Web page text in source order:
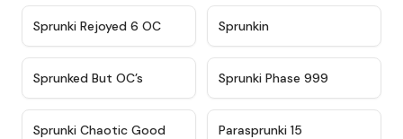
★ 4.4
Sprunki Rejoyed 6 OC Sprunkin
Sprunked But OC’s Sprunki Phase 999
★ 4.7
Sprunki Chaotic Good Parasprunki 15